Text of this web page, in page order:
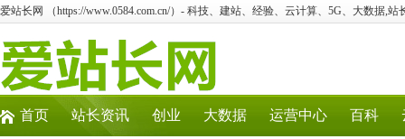
爱站长网 （https://www.0584.com.cn/）- 科技、建站、经验、云计算、5G、大数据,站
首页 站长资讯 创业 大数据 运营中心 百科